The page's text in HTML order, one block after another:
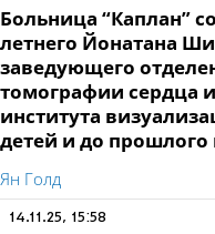
Больница “Каплан”
летнего Йонатана
заведующего
томографии сердца
института
детей и до прошлого
Ян Голд
14.11.25, 15:58